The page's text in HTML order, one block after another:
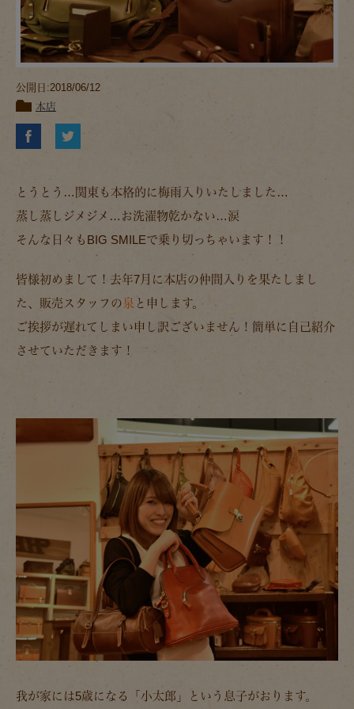
公開日:2018/06/12
本店
とうとう…関東も本格的に梅雨入りいたしました…
蒸し蒸しジメジメ…お洗濯物乾かない…涙
そんな日々もBIG SMILEで乗り切っちゃいます！！
皆様初めまして！去年7月に本店の仲間入りを果たしまし
た、販売スタッフの泉 と申します。
ご挨拶が遅れてしまい申し訳ございません！簡単に自己紹介
させていただきます！
我が家には5歳になる「小太郎」という息子がおります。